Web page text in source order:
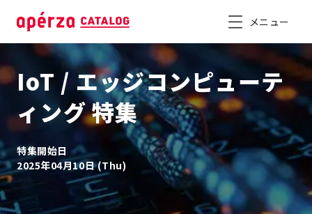
メニュー
IoT / エッジコンピューテ
ィング 特集
特集開始日
2025年04月10日 (Thu)